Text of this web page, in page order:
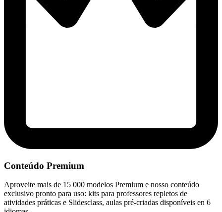
Conteúdo Premium
Aproveite mais de 15 000 modelos Premium e nosso conteúdo
exclusivo pronto para uso: kits para professores repletos de
atividades práticas e Slidesclass, aulas pré-criadas disponíveis en 6